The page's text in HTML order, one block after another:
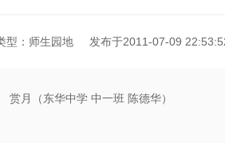
型：师生园地 发布于2011-07-09
赏月（东华中学 中一班 陈德华）